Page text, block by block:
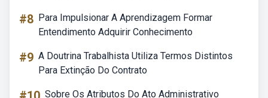
#8 Para Impulsionar A Aprendizagem Formar
Entendimento Adquirir Conhecimento
#9 A Doutrina Trabalhista Utiliza Termos Distintos
Para Extinção Do Contrato
Sobre Os Atributos Do Ato Administrativo